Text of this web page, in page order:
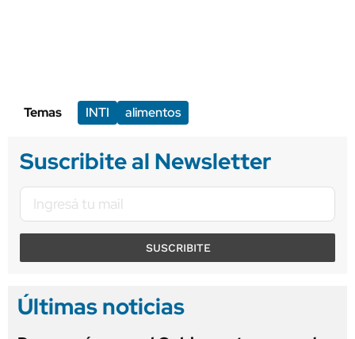
Temas INTI alimentos
Suscribite al Newsletter
SUSCRIBITE
Últimas noticias